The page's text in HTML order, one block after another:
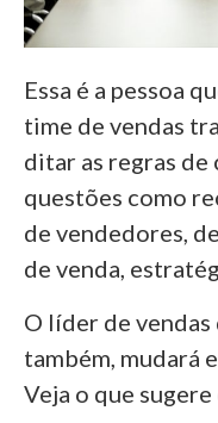
Essa é a pessoa
time de vendas
ditar as regras
questões como
de vendedores,
de venda,
O líder de vendas
também, mudará
Veja o que